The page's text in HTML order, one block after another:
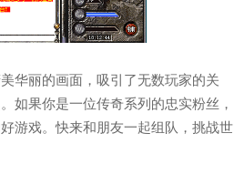
华丽的画面，吸引了无数玩家的关
如果你是一位传奇系列的忠实粉丝，
游戏。快来和朋友一起组队，挑战世